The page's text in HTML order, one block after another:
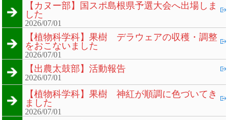
【カヌー部】国スポ島根県予選大会へ出場しま
した
2026/07/01
【植物科学科】果樹 デラウェアの収穫・調整
をおこないました
2026/07/01
【出農太鼓部】活動報告
2026/07/01
【植物科学科】果樹 神紅が順調に色づいてき
ました
2026/07/01